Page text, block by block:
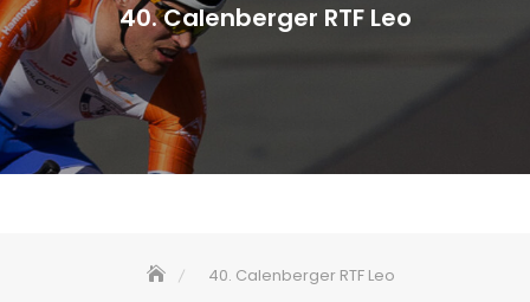
40. Calenberger RTF Leo
40. Calenberger RTF Leo